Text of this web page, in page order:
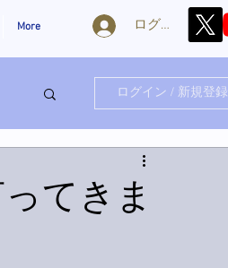
More ログイン
ログイン / 新規登録
てきま